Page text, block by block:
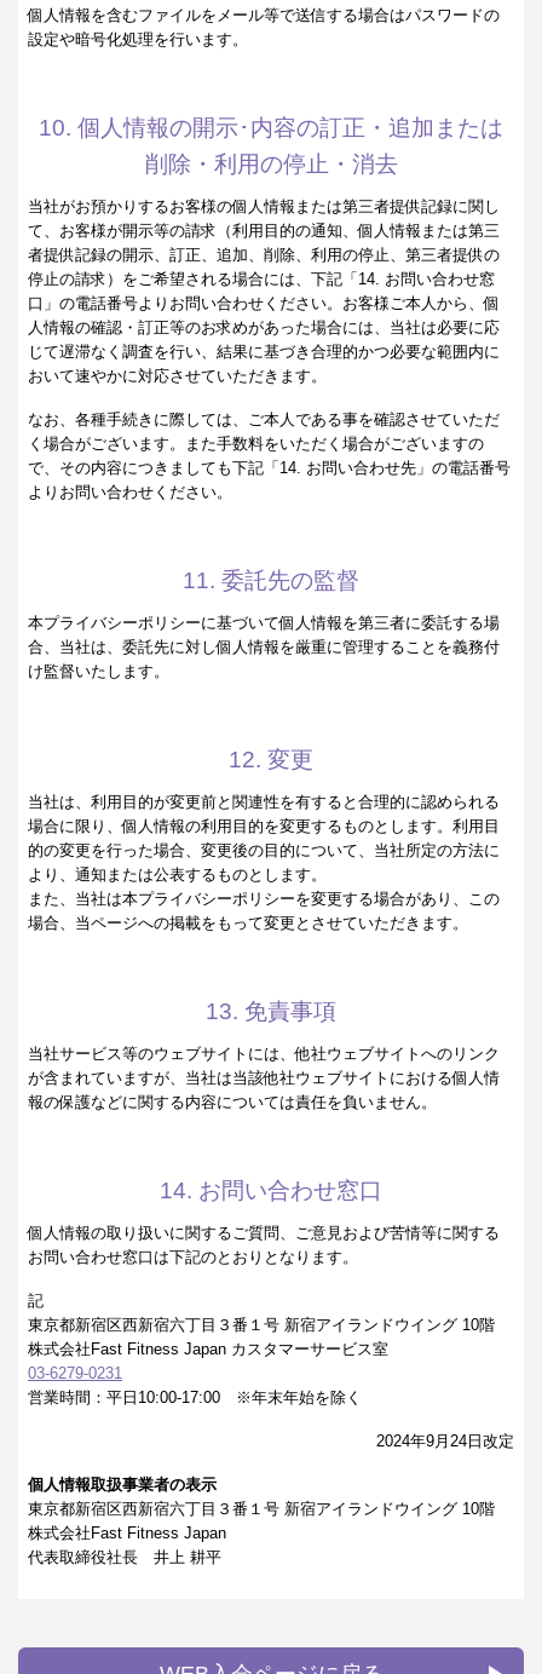
個人情報を含むファイルをメール等で送信する場合はパスワードの
設定や暗号化処理を行います。
10. 個人情報の開示･内容の訂正・追加または
削除・利用の停止・消去
当社がお預かりするお客様の個人情報または第三者提供記録に関し
て、お客様が開示等の請求（利用目的の通知、個人情報または第三
者提供記録の開示、訂正、追加、削除、利用の停止、第三者提供の
停止の請求）をご希望される場合には、下記「14. お問い合わせ窓
口」の電話番号よりお問い合わせください。お客様ご本人から、個
人情報の確認・訂正等のお求めがあった場合には、当社は必要に応
じて遅滞なく調査を行い、結果に基づき合理的かつ必要な範囲内に
おいて速やかに対応させていただきます。
なお、各種手続きに際しては、ご本人である事を確認させていただ
く場合がございます。また手数料をいただく場合がございますの
で、その内容につきましても下記「14. お問い合わせ先」の電話番号
よりお問い合わせください。
11. 委託先の監督
本プライバシーポリシーに基づいて個人情報を第三者に委託する場
合、当社は、委託先に対し個人情報を厳重に管理することを義務付
け監督いたします。
12. 変更
当社は、利用目的が変更前と関連性を有すると合理的に認められる
場合に限り、個人情報の利用目的を変更するものとします。利用目
的の変更を行った場合、変更後の目的について、当社所定の方法に
より、通知または公表するものとします。
また、当社は本プライバシーポリシーを変更する場合があり、この
場合、当ページへの掲載をもって変更とさせていただきます。
13. 免責事項
当社サービス等のウェブサイトには、他社ウェブサイトへのリンク
が含まれていますが、当社は当該他社ウェブサイトにおける個人情
報の保護などに関する内容については責任を負いません。
14. お問い合わせ窓口
個人情報の取り扱いに関するご質問、ご意見および苦情等に関する
お問い合わせ窓口は下記のとおりとなります。
記
東京都新宿区西新宿六丁目３番１号 新宿アイランドウイング 10階
株式会社Fast Fitness Japan カスタマーサービス室
03-6279-0231
営業時間：平日10:00-17:00 ※年末年始を除く
2024年9月24日改定
個人情報取扱事業者の表示
東京都新宿区西新宿六丁目３番１号 新宿アイランドウイング 10階
株式会社Fast Fitness Japan
代表取締役社長 井上 耕平